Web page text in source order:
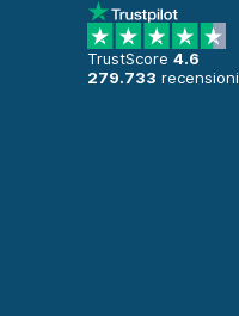
TrustScore 4.6
279.733 recensioni